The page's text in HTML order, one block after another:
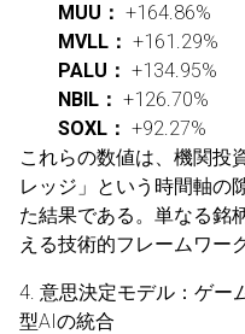
MUU： +164.86%
MVLL： +161.29%
PALU： +134.95%
NBIL： +126.70%
SOXL： +92.27%
これらの数値は、機関投
レッジ」という時間軸の
た結果である。単なる銘
える技術的フレームワー
4. 意思決定モデル：ゲー
型AIの統合